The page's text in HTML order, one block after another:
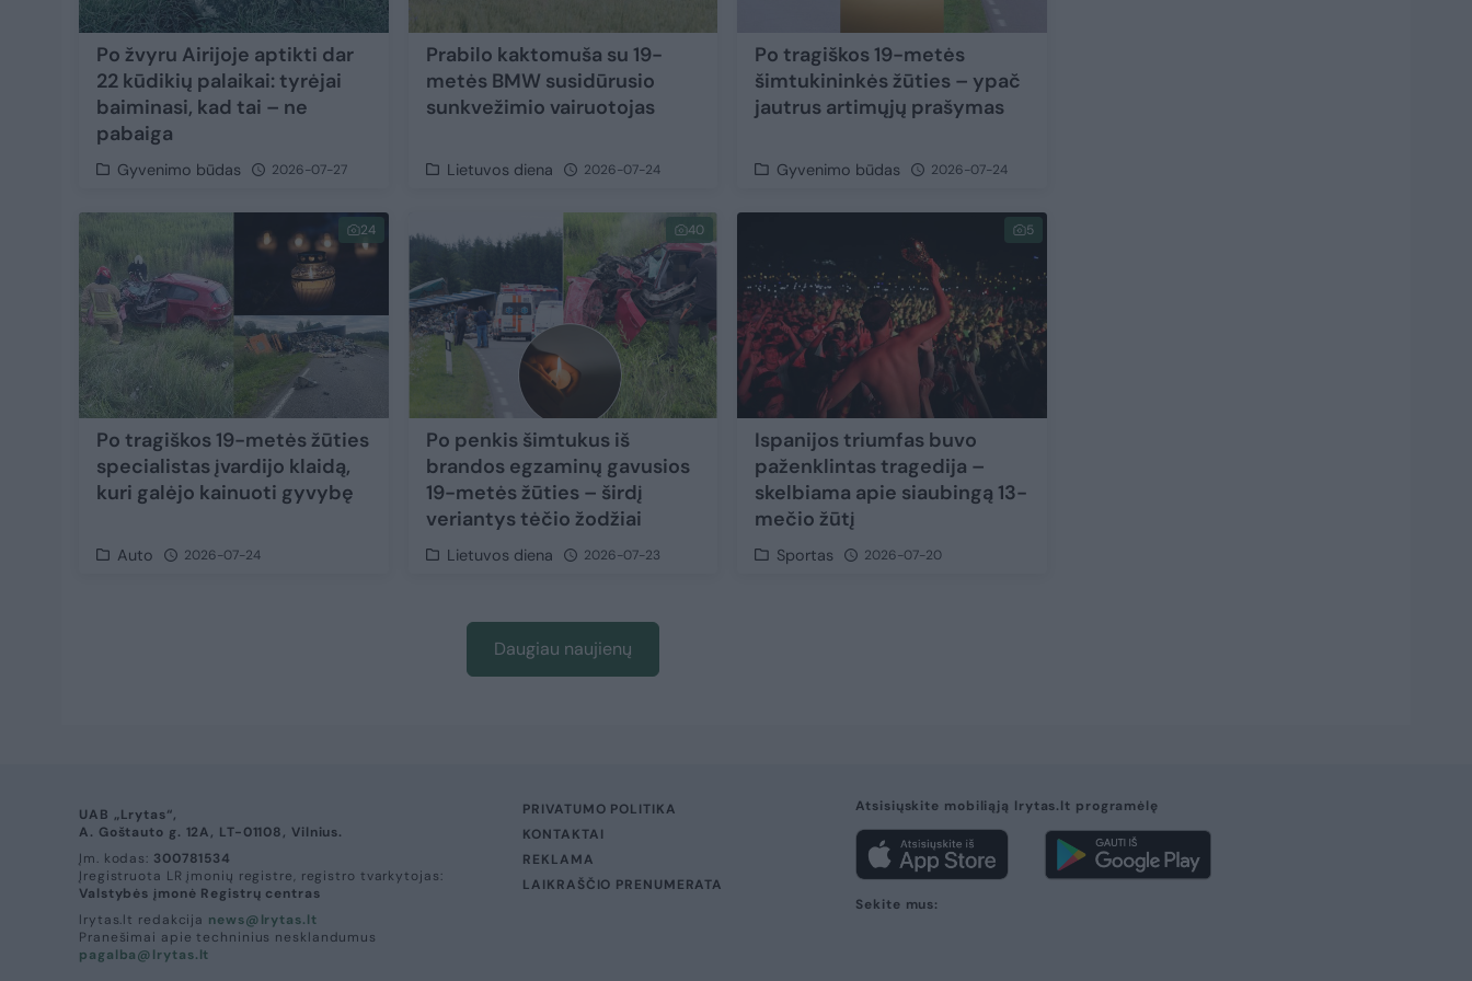
Po žvyru Airijoje aptikti dar
22 kūdikių palaikai: tyrėjai
baiminasi, kad tai – ne
pabaiga
Gyvenimo būdas 2026-07-27
Prabilo kaktomuša su 19-
metės BMW susidūrusio
sunkvežimio vairuotojas
Lietuvos diena 2026-07-24
Po tragiškos 19-metės
šimtukininkės žūties – ypač
jautrus artimųjų prašymas
Gyvenimo būdas 2026-07-24
24
Po tragiškos 19-metės žūties
specialistas įvardijo klaidą,
kuri galėjo kainuoti gyvybę
Auto 2026-07-24
40
Po penkis šimtukus iš
brandos egzaminų gavusios
19-metės žūties – širdį
veriantys tėčio žodžiai
Lietuvos diena 2026-07-23
5
Ispanijos triumfas buvo
paženklintas tragedija –
skelbiama apie siaubingą 13-
mečio žūtį
Sportas 2026-07-20
Daugiau naujienų
UAB „Lrytas“,
A. Goštauto g. 12A, LT-01108, Vilnius.
Įm. kodas: 300781534
Įregistruota LR įmonių registre, registro tvarkytojas:
Valstybės įmonė Registrų centras
lrytas.lt redakcija news@lrytas.lt
Pranešimai apie techninius nesklandumus
pagalba@lrytas.lt
PRIVATUMO POLITIKA
KONTAKTAI
REKLAMA
LAIKRAŠČIO PRENUMERATA
Atsisiųskite mobiliąją lrytas.lt programėlę
Sekite mus: